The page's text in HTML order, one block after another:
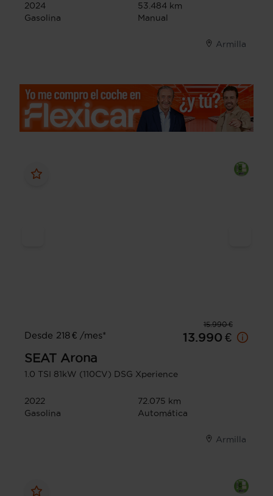
2024
53.484 km
Gasolina
Manual
Armilla
15.990 €
Desde 218 € /mes*
13.990 €
SEAT Arona
1.0 TSI 81kW (110CV) DSG Xperience
2022
72.075 km
Gasolina
Automática
Armilla